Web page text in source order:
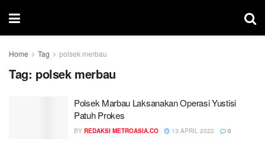
Home Tag polsek merbau
Tag: polsek merbau
Polsek Marbau Laksanakan Operasi Yustisi
Patuh Prokes
BY REDAKSI METROASIA.CO 13 APRIL 2022 0